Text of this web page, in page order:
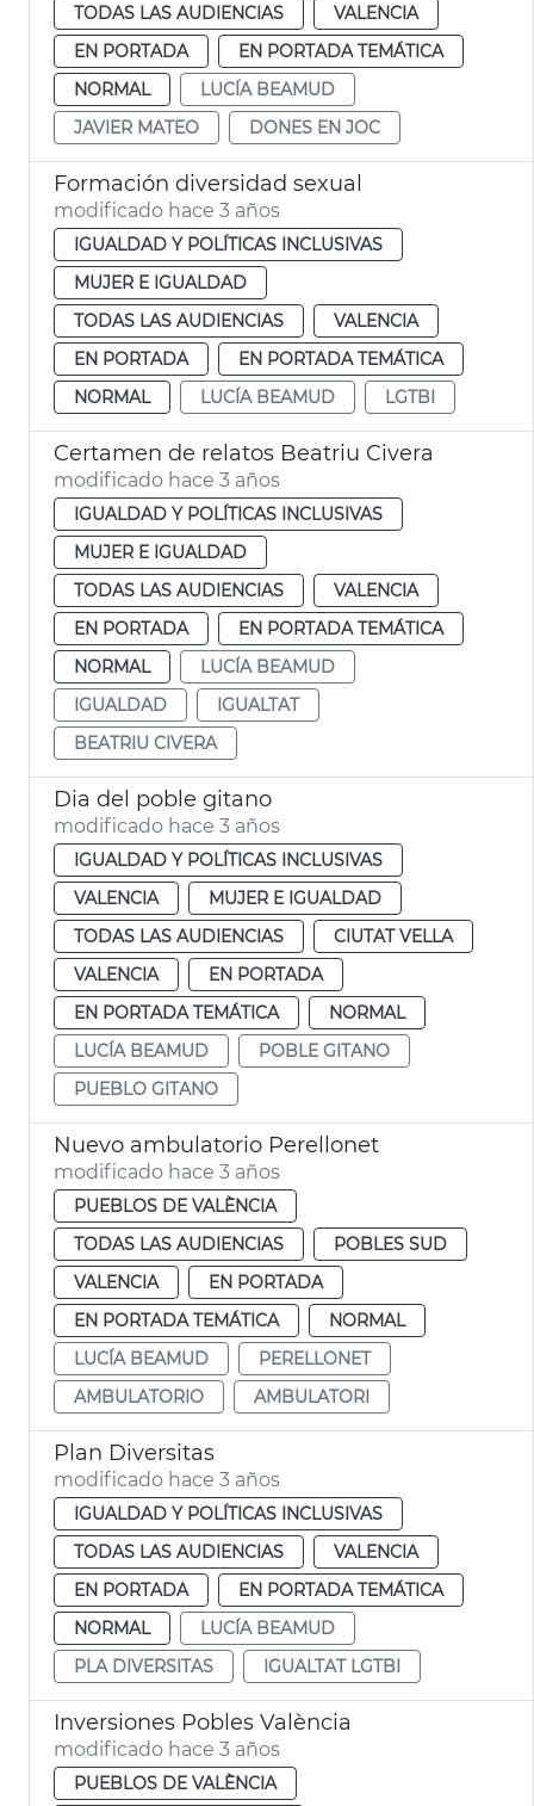
TODAS LAS AUDIENCIAS
VALENCIA
EN PORTADA
EN PORTADA TEMÁTICA
NORMAL
LUCÍA BEAMUD
JAVIER MATEO
DONES EN JOC
Formación diversidad sexual
modificado hace 3 años
IGUALDAD Y POLÍTICAS INCLUSIVAS
MUJER E IGUALDAD
TODAS LAS AUDIENCIAS
VALENCIA
EN PORTADA
EN PORTADA TEMÁTICA
NORMAL
LUCÍA BEAMUD LGTBI
Certamen de relatos Beatriu Civera
modificado hace 3 años
IGUALDAD Y POLÍTICAS INCLUSIVAS
MUJER E IGUALDAD
TODAS LAS AUDIENCIAS
VALENCIA
EN PORTADA
EN PORTADA TEMÁTICA
NORMAL
LUCÍA BEAMUD
IGUALDAD
IGUALTAT
BEATRIU CIVERA
Dia del poble gitano
modificado hace 3 años
IGUALDAD Y POLÍTICAS INCLUSIVAS
VALENCIA
MUJER E IGUALDAD
TODAS LAS AUDIENCIAS
CIUTAT VELLA
VALENCIA
EN PORTADA
EN PORTADA TEMÁTICA
NORMAL
LUCÍA BEAMUD
POBLE GITANO
PUEBLO GITANO
Nuevo ambulatorio Perellonet
modificado hace 3 años
PUEBLOS DE VALÈNCIA
TODAS LAS AUDIENCIAS
POBLES SUD
VALENCIA
EN PORTADA
EN PORTADA TEMÁTICA
NORMAL
LUCÍA BEAMUD
PERELLONET
AMBULATORIO
AMBULATORI
Plan Diversitas
modificado hace 3 años
IGUALDAD Y POLÍTICAS INCLUSIVAS
TODAS LAS AUDIENCIAS
VALENCIA
EN PORTADA
EN PORTADA TEMÁTICA
NORMAL
LUCÍA BEAMUD
PLA DIVERSITAS
IGUALTAT LGTBI
Inversiones Pobles València
modificado hace 3 años
PUEBLOS DE VALÈNCIA